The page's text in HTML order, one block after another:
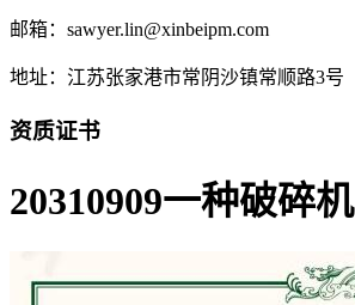
邮箱：sawyer.lin@xinbeipm.com
地址：江苏张家港市常阴沙镇常顺路3号
资质证书
20310909一种破碎机